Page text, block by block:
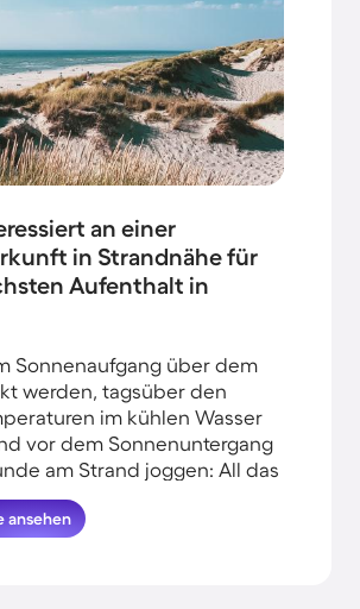
an einer
in Strandnähe für
Aufenthalt in
Sonnenaufgang über dem
werden, tagsüber den
im kühlen Wasser
vor dem Sonnenuntergang
am Strand joggen: All das
wenn du deinen Urlaub
Dangast verbringst.
ansehen